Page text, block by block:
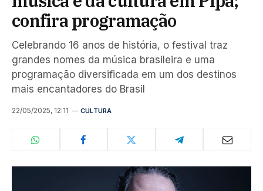
confira programação
Celebrando 16 anos de história, o festival traz
grandes nomes da música brasileira e uma
programação diversificada em um dos destinos
mais encantadores do Brasil
22/05/2025, 12:11 CULTURA